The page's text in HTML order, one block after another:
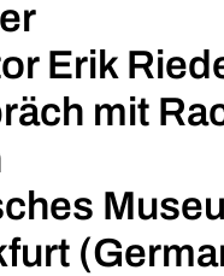
Erik
mit